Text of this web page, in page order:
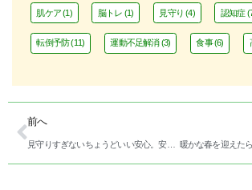
肌ケア(1) 脳トレ (1) 見守り (4) 認知症
転倒予防(11) 運動不足解消(3) 食事(6)
前へ
見守りすぎないちょうどいい安心。安寿の見守り電池